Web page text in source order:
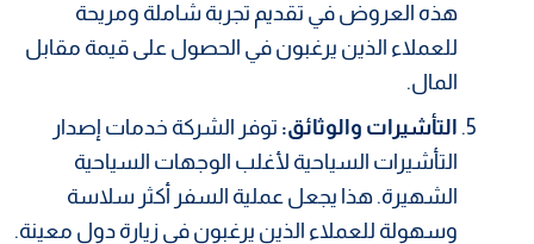
هذه العروض في تقديم تجربة شاملة ومريحة
للعملاء الذين يرغبون في الحصول على قيمة مقابل
المال.
التأشيرات والوثائق: توفر الشركة خدمات إصدار
التأشيرات السياحية لأغلب الوجهات السياحية
الشهيرة. هذا يجعل عملية السفر أكثر سلاسة
وسهولة للعملاء الذين يرغبون في زيارة دول معينة.